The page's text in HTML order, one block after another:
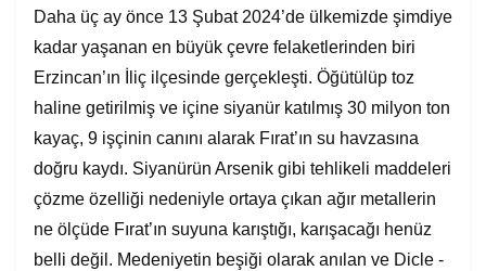
Daha üç ay önce 13 Şubat 2024’de ülkemizde şimdiye
kadar yaşanan en büyük çevre felaketlerinden biri
Erzincan’ın İliç ilçesinde gerçekleşti. Öğütülüp toz
haline getirilmiş ve içine siyanür katılmış 30 milyon ton
kayaç, 9 işçinin canını alarak Fırat’ın su havzasına
doğru kaydı. Siyanürün Arsenik gibi tehlikeli maddeleri
çözme özelliği nedeniyle ortaya çıkan ağır metallerin
ne ölçüde Fırat’ın suyuna karıştığı, karışacağı henüz
belli değil. Medeniyetin beşiği olarak anılan ve Dicle -